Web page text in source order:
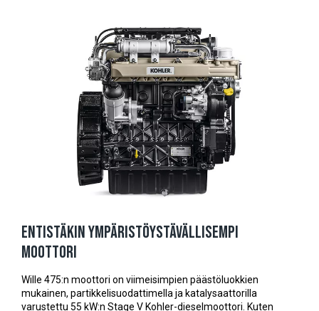
Entistäkin ympäristöystävällisempi
moottori
Wille 475:n moottori on viimeisimpien päästöluokkien
mukainen, partikkelisuodattimella ja katalysaattorilla
varustettu 55 kW:n Stage V Kohler-dieselmoottori. Kuten